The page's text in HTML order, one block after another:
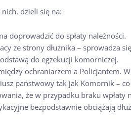
dzieli się na:
doprowadzić do spłaty należności.
ze strony dłużnika – sprowadza
do egzekucji komorniczej.
ochraniarzem a Policjantem.
państwowy tak jak Komornik –
że w przypadku braku wpłaty
bezpodstawnie obciążają